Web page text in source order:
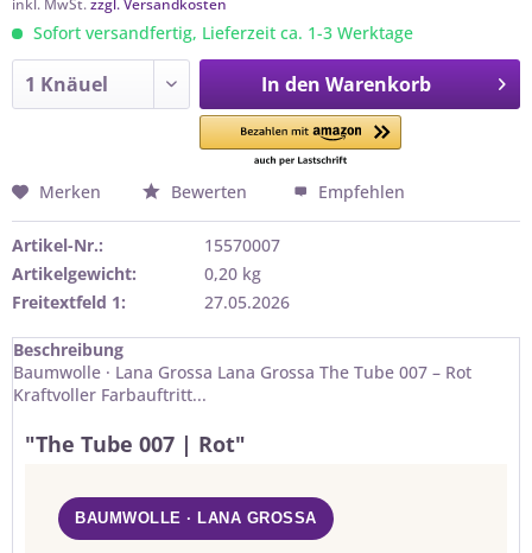
inkl. MwSt.zzgl. Versandkosten
Sofort versandfertig, Lieferzeit ca. 1-3 Werktage
In den Warenkorb
Merken Bewerten Empfehlen
Artikel-Nr.:
15570007
Artikelgewicht:
0,20 kg
Freitextfeld 1:
27.05.2026
Beschreibung
Baumwolle · Lana Grossa Lana Grossa The Tube 007 – Rot
Kraftvoller Farbauftritt...
"The Tube 007 | Rot"
BAUMWOLLE · LANA GROSSA